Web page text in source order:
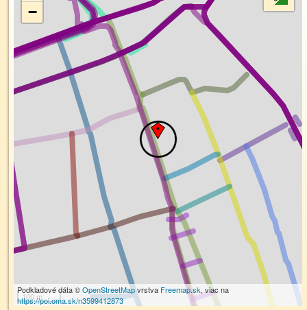
−
100 m
Podkladové dáta ©OpenStreetMapvrstva Freemap.sk, viac na
https://poi.oma.sk/n3599412873